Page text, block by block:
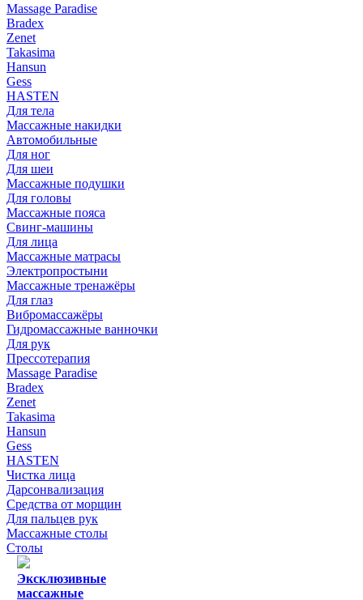
Massage Paradise
Bradex
Zenet
Takasima
Hansun
Gess
HASTEN
Для тела
Массажные накидки
Автомобильные
Для ног
Для шеи
Массажные подушки
Для головы
Массажные пояса
Свинг-машины
Для лица
Массажные матрасы
Электропростыни
Массажные тренажёры
Для глаз
Вибромассажёры
Гидромассажные ванночки
Для рук
Прессотерапия
Massage Paradise
Bradex
Zenet
Takasima
Hansun
Gess
HASTEN
Чистка лица
Дарсонвализация
Средства от морщин
Для пальцев рук
Массажные столы
Столы
Эксклюзивные
массажные